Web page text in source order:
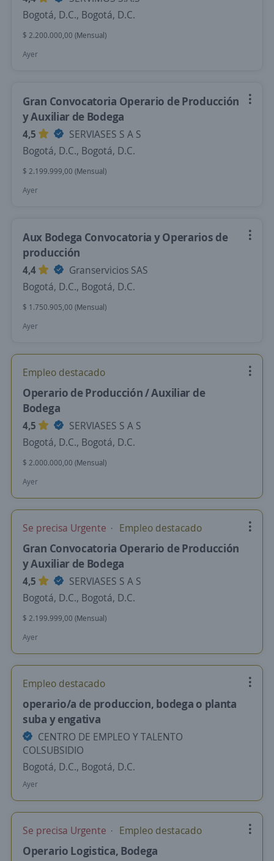
Bogotá, D.C., Bogotá, D.C.
$ 2.200.000,00 (Mensual)
Ayer
Gran Convocatoria Operario de Producción
y Auxiliar de Bodega
4,5
SERVIASES S A S
Bogotá, D.C., Bogotá, D.C.
$ 2.199.999,00 (Mensual)
Ayer
Aux Bodega Convocatoria y Operarios de
producción
4,4
Granservicios SAS
Bogotá, D.C., Bogotá, D.C.
$ 1.750.905,00 (Mensual)
Ayer
Empleo destacado
Operario de Producción / Auxiliar de
Bodega
4,5
SERVIASES S A S
Bogotá, D.C., Bogotá, D.C.
$ 2.000.000,00 (Mensual)
Ayer
Se precisa Urgente Empleo destacado
Gran Convocatoria Operario de Producción
y Auxiliar de Bodega
4,5
SERVIASES S A S
Bogotá, D.C., Bogotá, D.C.
$ 2.199.999,00 (Mensual)
Ayer
Empleo destacado
operario/a de produccion, bodega o planta
suba y engativa
CENTRO DE EMPLEO Y TALENTO
COLSUBSIDIO
Bogotá, D.C., Bogotá, D.C.
Ayer
Se precisa Urgente Empleo destacado
Operario Logistica, Bodega